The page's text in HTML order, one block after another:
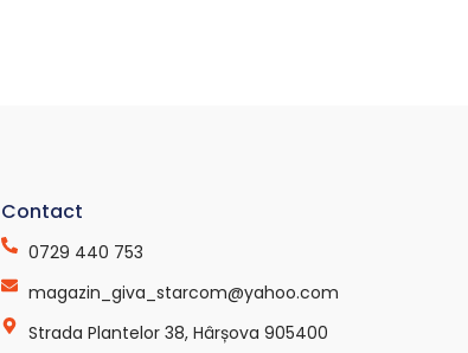
Contact
0729 440 753
magazin_giva_starcom@yahoo.com
Strada Plantelor 38, Hârșova 905400